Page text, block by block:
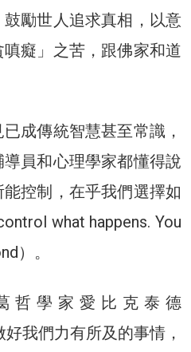
勵世人追求真相，以意
癡」之苦，跟佛家和道
成傳統智慧甚至常識，
員和心理學家都懂得說
控制，在乎我們選擇如
what happens. You
）。
哲學家愛比克泰德
好我們力有所及的事情，